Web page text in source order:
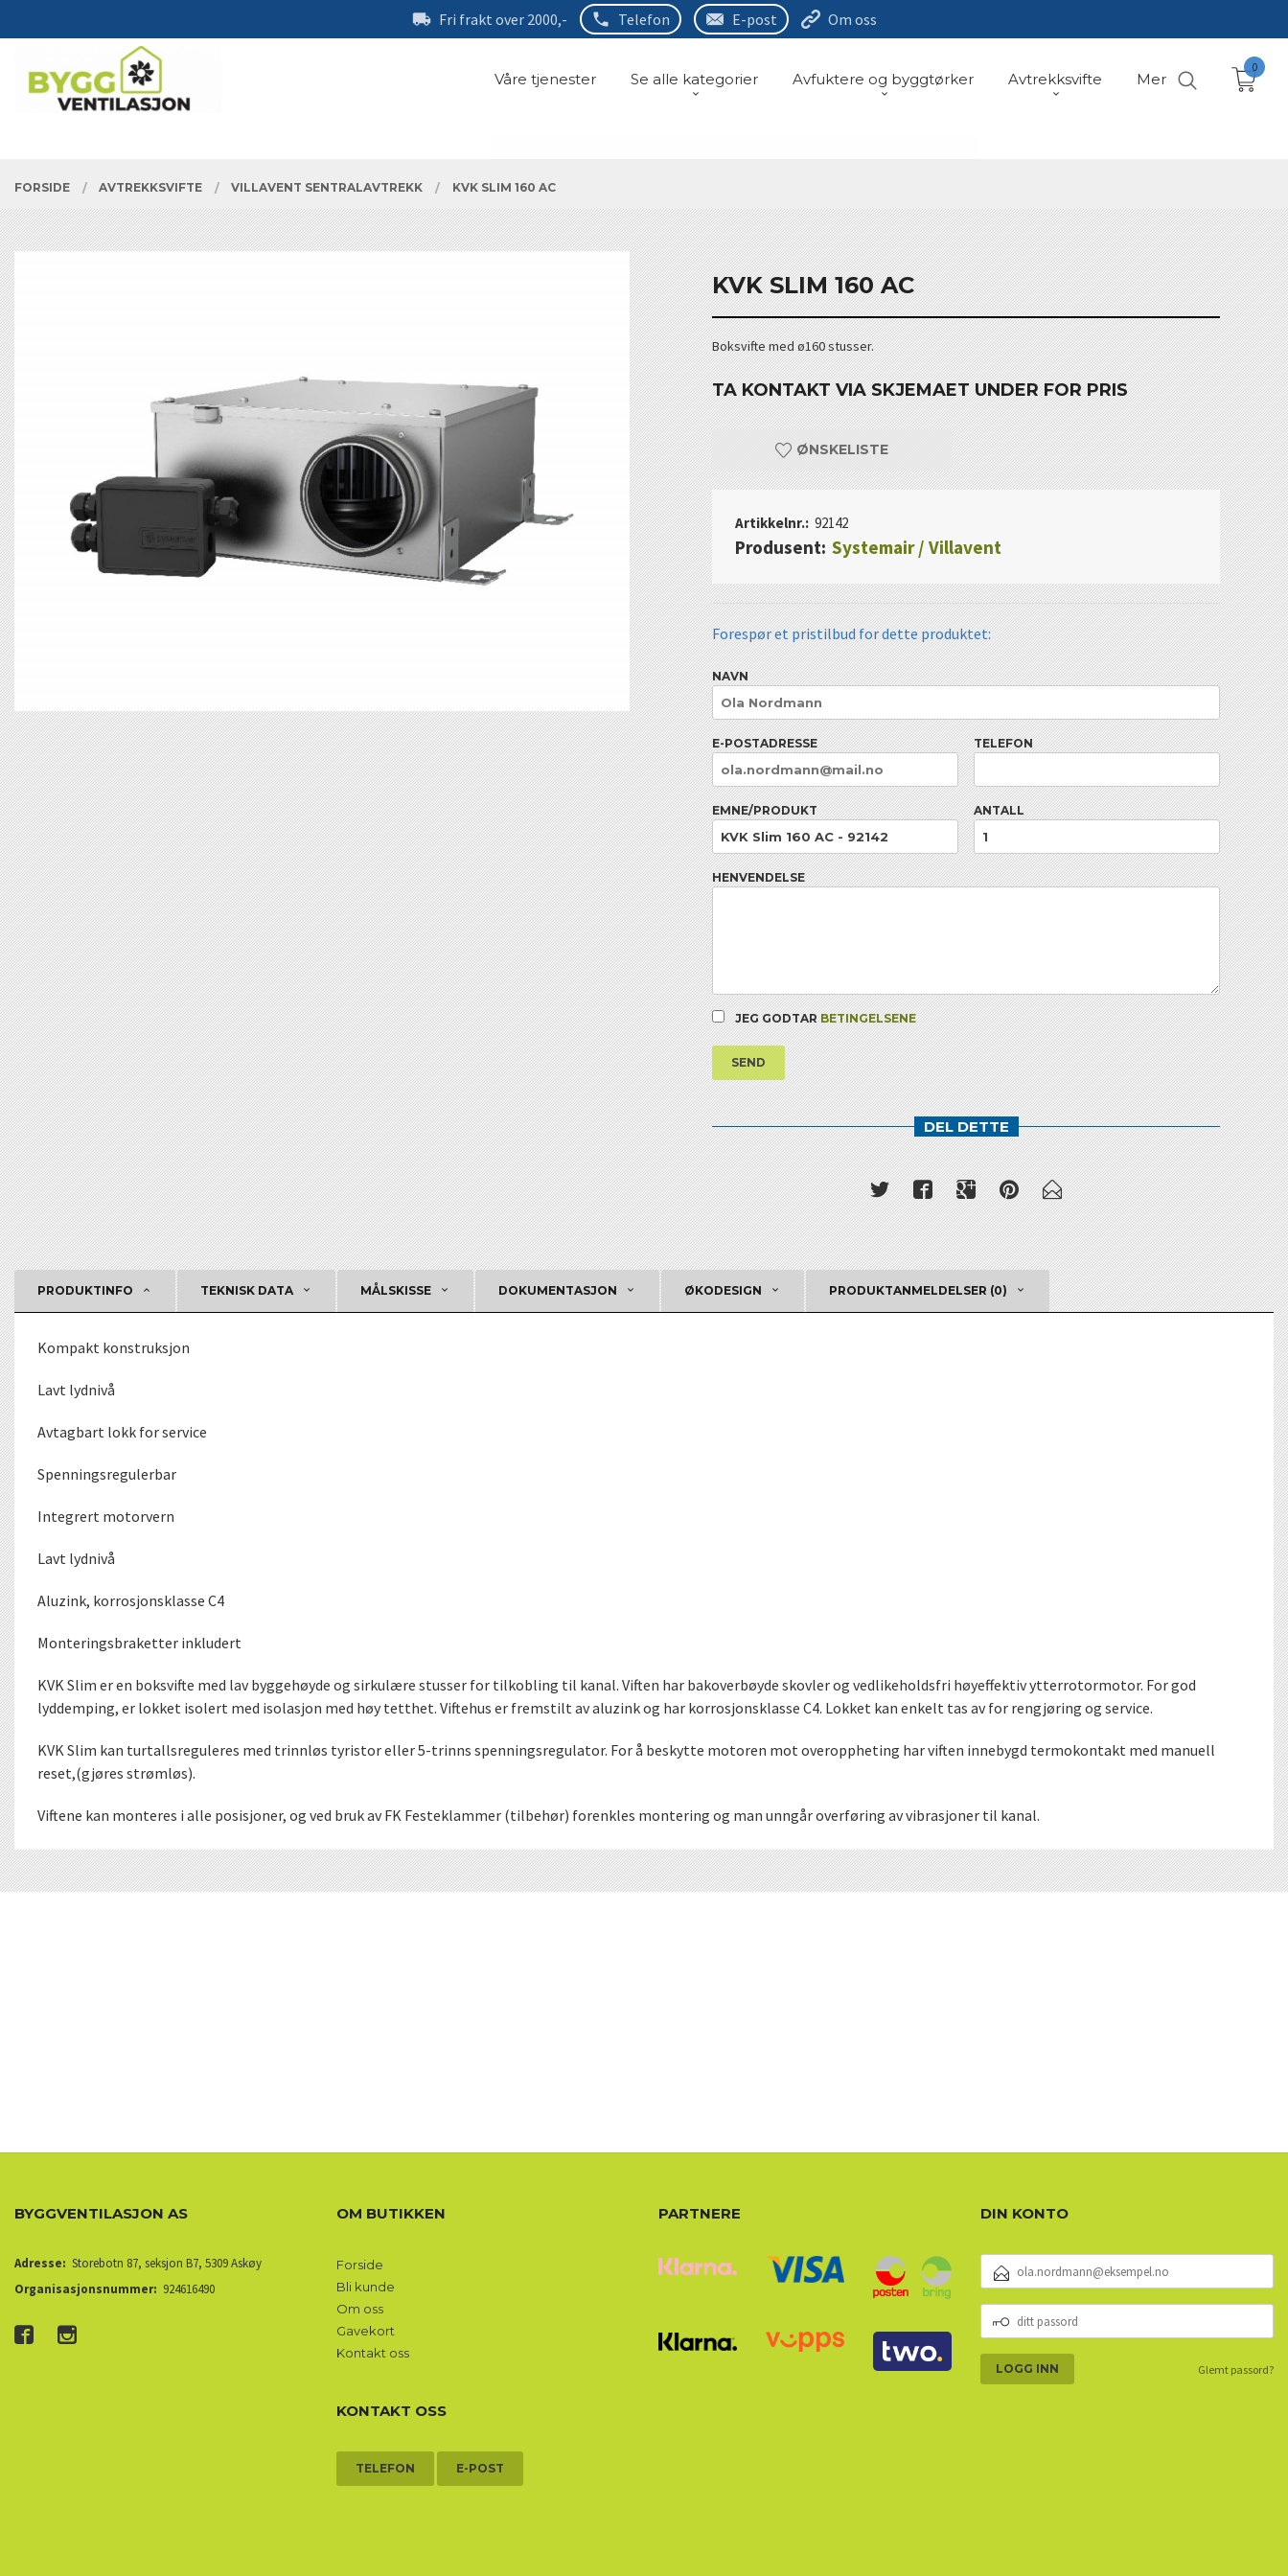
til
Fri frakt over 2000,- Telefon E-post Om oss
PRODUKTER
Våre tjenester Se alle kategorier Avfuktere og byggtørker Avtrekksvifte Mer
0
FORSIDE AVTREKKSVIFTE VILLAVENT SENTRALAVTREKK KVK SLIM 160 AC
KVK SLIM 160 AC
Boksvifte med ø160 stusser.
TA KONTAKT VIA SKJEMAET UNDER FOR PRIS
ØNSKELISTE
Artikkelnr.: 92142
Produsent: Systemair / Villavent
Forespør et pristilbud for dette produktet:
NAVN
E-POSTADRESSE TELEFON
EMNE/PRODUKT ANTALL
HENVENDELSE
JEG GODTARBETINGELSENE
SEND
DEL DETTE
PRODUKTINFO TEKNISK DATA MÅLSKISSE DOKUMENTASJON ØKODESIGN PRODUKTANMELDELSER (0)
Kompakt konstruksjon
Lavt lydnivå
Avtagbart lokk for service
Spenningsregulerbar
Integrert motorvern
Lavt lydnivå
Aluzink, korrosjonsklasse C4
Monteringsbraketter inkludert
KVK Slim er en boksvifte med lav byggehøyde og sirkulære stusser for tilkobling til kanal. Viften har bakoverbøyde skovler og vedlikeholdsfri høyeffektiv ytterrotormotor. For god
lyddemping, er lokket isolert med isolasjon med høy tetthet. Viftehus er fremstilt av aluzink og har korrosjonsklasse C4. Lokket kan enkelt tas av for rengjøring og service.
KVK Slim kan turtallsreguleres med trinnløs tyristor eller 5-trinns spenningsregulator. For å beskytte motoren mot overoppheting har viften innebygd termokontakt med manuell
reset,(gjøres strømløs).
Viftene kan monteres i alle posisjoner, og ved bruk av FK Festeklammer (tilbehør) forenkles montering og man unngår overføring av vibrasjoner til kanal.
BYGGVENTILASJON AS
Adresse: Storebotn 87, seksjon B7, 5309 Askøy
Organisasjonsnummer: 924616490
OM BUTIKKEN
Forside
Bli kunde
Om oss
Gavekort
Kontakt oss
KONTAKT OSS
TELEFON E-POST
PARTNERE DIN KONTO
POSTADRESSE
PASSORD
Glemt passord?